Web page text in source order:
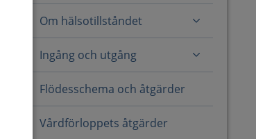
Om hälsotillståndet
Ingång och utgång
Flödesschema och åtgärder
Vårdförloppets åtgärder